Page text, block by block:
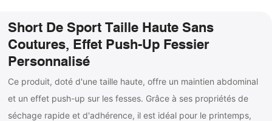
Short De Sport Taille Haute Sans
Coutures, Effet Push-Up Fessier
Personnalisé
Ce produit, doté d'une taille haute, offre un maintien abdominal
et un effet push-up sur les fesses. Grâce à ses propriétés de
séchage rapide et d'adhérence, il est idéal pour le printemps,